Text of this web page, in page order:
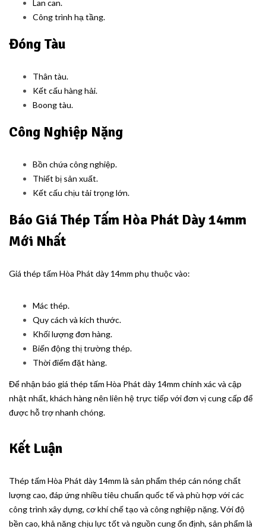
Lan can.
Công trình hạ tầng.
Đóng Tàu
Thân tàu.
Kết cấu hàng hải.
Boong tàu.
Công Nghiệp Nặng
Bồn chứa công nghiệp.
Thiết bị sản xuất.
Kết cấu chịu tải trọng lớn.
Báo Giá Thép Tấm Hòa Phát Dày 14mm
Mới Nhất
Giá thép tấm Hòa Phát dày 14mm phụ thuộc vào:
Mác thép.
Quy cách và kích thước.
Khối lượng đơn hàng.
Biến động thị trường thép.
Thời điểm đặt hàng.
Để nhận báo giá thép tấm Hòa Phát dày 14mm chính xác và cập
nhật nhất, khách hàng nên liên hệ trực tiếp với đơn vị cung cấp để
được hỗ trợ nhanh chóng.
Kết Luận
Thép tấm Hòa Phát dày 14mm là sản phẩm thép cán nóng chất
lượng cao, đáp ứng nhiều tiêu chuẩn quốc tế và phù hợp với các
công trình xây dựng, cơ khí chế tạo và công nghiệp nặng. Với độ
bền cao, khả năng chịu lực tốt và nguồn cung ổn định, sản phẩm là